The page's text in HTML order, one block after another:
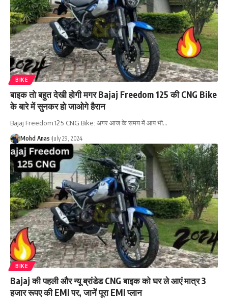
BIKE
बाइक तो बहुत देखी होगी मगर Bajaj Freedom 125 की CNG Bike
के बारे में सुनकर हो जाओगे हैरान
Bajaj Freedom 125 CNG Bike: अगर आज के समय में आप भी…
Mohd Anas July 29, 2024
BIKE
Bajaj की पहली और न्यू ब्रांडेड CNG बाइक को घर ले आएं मात्र 3
हजार रूपए की EMI पर, जानें पूरा EMI प्लान